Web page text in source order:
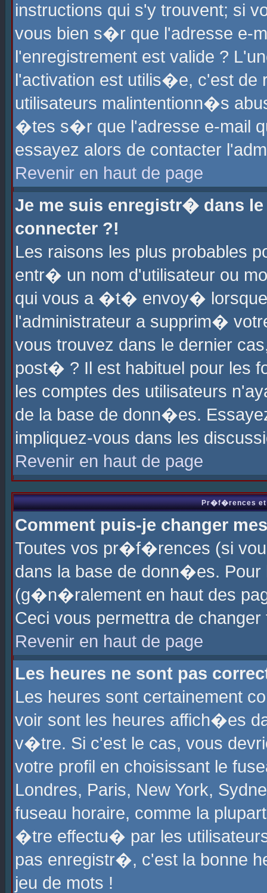
instructions qui s'y trouvent; si
vous bien s�r que l'adresse e-
l'enregistrement est valide ?
l'activation est utilis�e, c'est
utilisateurs malintentionn�s
�tes s�r que l'adresse e-mail
essayez alors de contacter
Revenir en haut de page
Je me suis enregistr� dans
connecter ?!
Les raisons les plus probables
entr� un nom d'utilisateur ou
qui vous a �t� envoy�
l'administrateur a supprim�
vous trouvez dans le dernier
post� ? Il est habituel pour les
les comptes des utilisateurs
de la base de donn�es.
impliquez-vous dans les
Revenir en haut de page
Pr�f�rences et
Comment puis-je changer
Toutes vos pr�f�rences (si
dans la base de donn�es.
(g�n�ralement en haut des
Ceci vous permettra de
Revenir en haut de page
Les heures ne sont pas
Les heures sont certainement
voir sont les heures affich�es
v�tre. Si c'est le cas, vous
votre profil en choisissant le
Londres, Paris, New York,
fuseau horaire, comme la
�tre effectu� par les
pas enregistr�, c'est la bonne
jeu de mots !